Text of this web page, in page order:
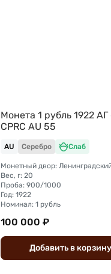
Монета 1 рубль 1922 АГ
CPRC AU 55
AU Серебро Слаб
Монетный двор:
Вес, г: 20
Проба: 900/1000
Год: 1922
Номинал: 1 рубль
100 000 ₽
Добавить вкорзину